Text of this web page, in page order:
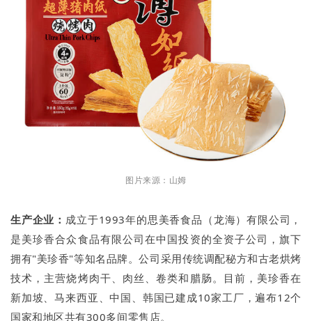
图片来源：山姆
生产企业： 成立于1993年的思美香食品（龙海）有限公司，
是美珍香合众食品有限公司在中国投资的全资子公司，旗下
拥有"美珍香"等知名品牌。公司采用传统调配秘方和古老烘烤
技术，主营烧烤肉干、肉丝、卷类和腊肠。目前，美珍香在
新加坡、马来西亚、中国、韩国已建成10家工厂，遍布12个
国家和地区共有300多间零售店。